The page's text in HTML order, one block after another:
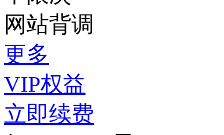
网站背调
更多
VIP权益
立即续费